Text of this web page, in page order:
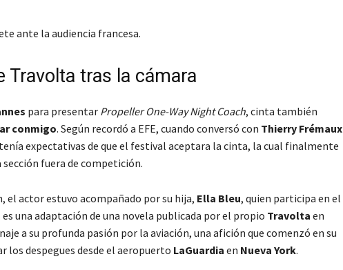
ante la audiencia francesa.
Travolta tras la cámara
para presentar Propeller One-Way Night Coach, cinta también
conmigo. Según recordó a EFE, cuando conversó con Thierry Frémaux
expectativas de que el festival aceptara la cinta, la cual finalmente
sección fuera de competición.
el actor estuvo acompañado por su hija, Ella Bleu, quien participa en el
una adaptación de una novela publicada por el propio Travolta en
a su profunda pasión por la aviación, una afición que comenzó en su
los despegues desde el aeropuerto LaGuardia en Nueva York.